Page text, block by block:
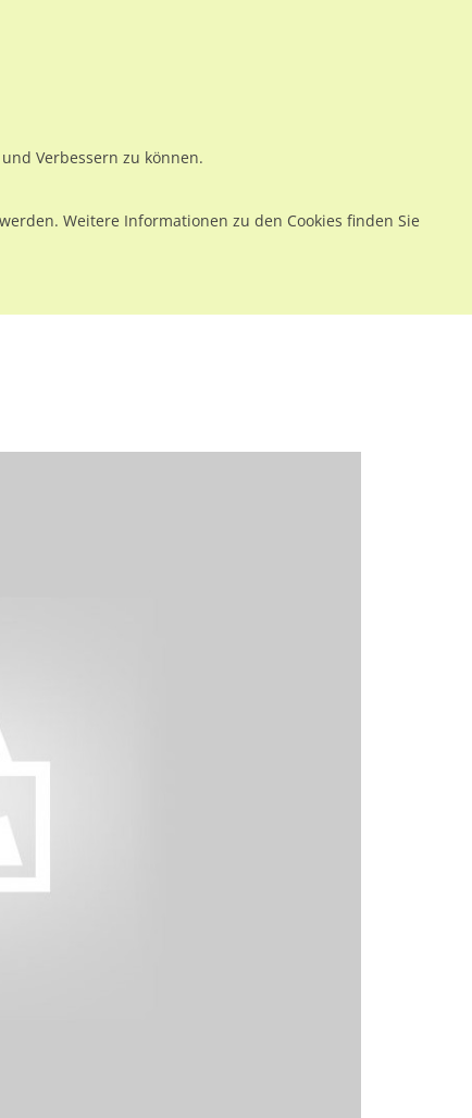
Verbessern zu können.
Weitere Informationen zu den Cookies finden Sie